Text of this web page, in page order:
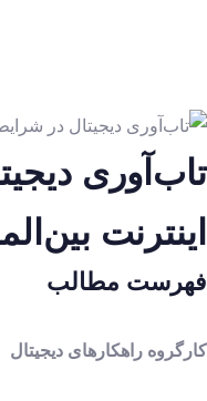
مکتوبات
ترجمه کتاب
حکمرانی
هوش مصنوعی و
حقوق و
خلاصه کتاب
ترجمه مقالات
حکمرانی
تاب‌آوری
اینترنت
فهرست مطالب
کارگروه راهکارهای دیجیتال